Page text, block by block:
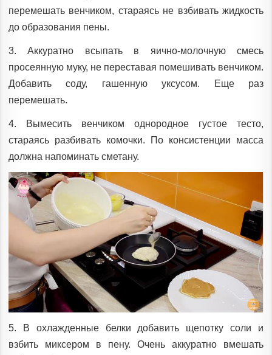
перемешать венчиком, стараясь не взбивать жидкость
до образования пены.
3. Аккуратно всыпать в яично-молочную смесь
просеянную муку, не переставая помешивать венчиком.
Добавить соду, гашенную уксусом. Еще раз
перемешать.
4. Вымесить венчиком однородное густое тесто,
стараясь разбивать комочки. По консистенции масса
должна напоминать сметану.
5. В охлажденные белки добавить щепотку соли и
взбить миксером в пену. Очень аккуратно вмешать